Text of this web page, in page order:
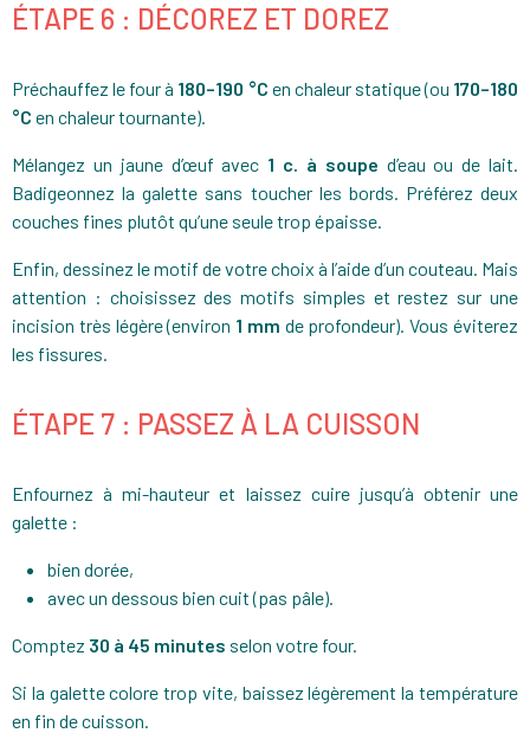
ÉTAPE 6 : DÉCOREZ ET DOREZ
Préchauffez le four à 180–190 °C en chaleur statique (ou 170–180
°C en chaleur tournante).
Mélangez un jaune d’œuf avec 1 c. à soupe d’eau ou de lait.
Badigeonnez la galette sans toucher les bords. Préférez deux
couches fines plutôt qu’une seule trop épaisse.
Enfin, dessinez le motif de votre choix à l’aide d’un couteau. Mais
attention : choisissez des motifs simples et restez sur une
incision très légère (environ 1 mm de profondeur). Vous éviterez
les fissures.
ÉTAPE 7 : PASSEZ À LA CUISSON
Enfournez à mi-hauteur et laissez cuire jusqu’à obtenir une
galette :
bien dorée,
avec un dessous bien cuit (pas pâle).
Comptez 30 à 45 minutes selon votre four.
Si la galette colore trop vite, baissez légèrement la température
en fin de cuisson.